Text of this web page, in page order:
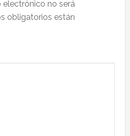
electrónico no será
obligatorios están